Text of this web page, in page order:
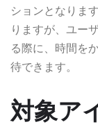
ションとなりま
りますが、ユー
る際に、時間を
待できます。
対象ア